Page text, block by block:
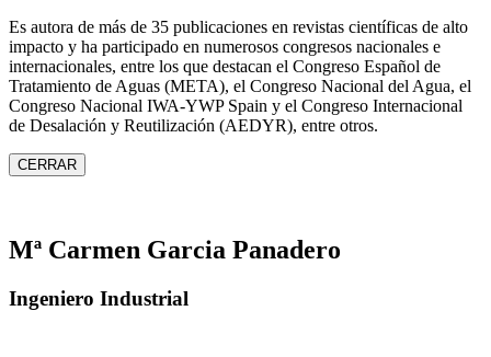
Es autora de más de 35 publicaciones en revistas científicas de alto
impacto y ha participado en numerosos congresos nacionales e
internacionales, entre los que destacan el Congreso Español de
Tratamiento de Aguas (META), el Congreso Nacional del Agua, el
Congreso Nacional IWA‑YWP Spain y el Congreso Internacional
de Desalación y Reutilización (AEDYR), entre otros.
CERRAR
Mª Carmen Garcia Panadero
Ingeniero Industrial